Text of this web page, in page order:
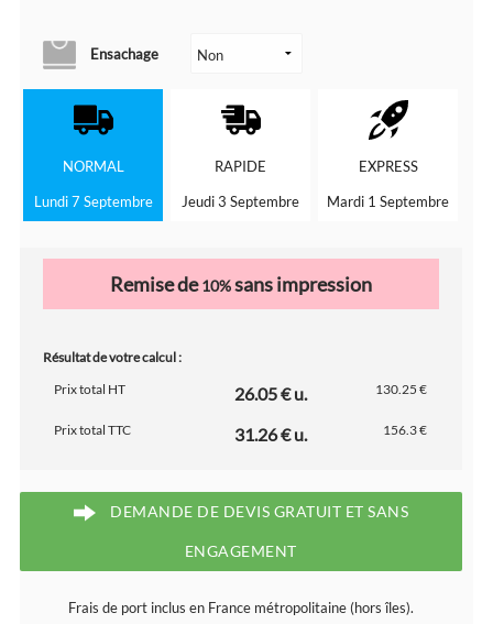
Ensachage
NORMAL
Lundi 7 Septembre
RAPIDE
Jeudi 3 Septembre
EXPRESS
Mardi 1 Septembre
Remise de10%sans impression
Résultat de votre calcul :
Prix total HT
26.05 € u. 130.25 €
Prix total TTC 31.26 € u. 156.3 €
DEMANDE DE DEVIS GRATUIT ET SANS
ENGAGEMENT
Frais de port inclus en France métropolitaine (hors îles).